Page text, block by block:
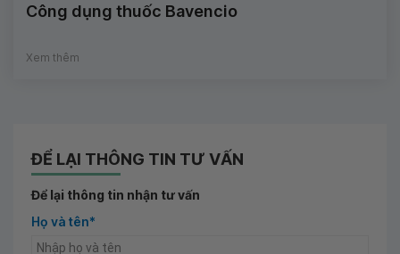
Công dụng thuốc Bavencio
Xem thêm
ĐỂ LẠI THÔNG TIN TƯ VẤN
Để lại thông tin nhận tư vấn
Họ và tên*